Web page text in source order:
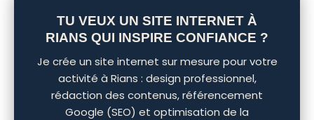
TU VEUX UN SITE INTERNET À
RIANS QUI INSPIRE CONFIANCE ?
Je crée un site internet sur mesure pour votre
activité à Rians : design professionnel,
rédaction des contenus, référencement
Google (SEO) et optimisation de la